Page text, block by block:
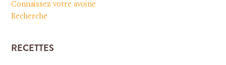
Connaissez votre avoine
Recherche
RECETTES